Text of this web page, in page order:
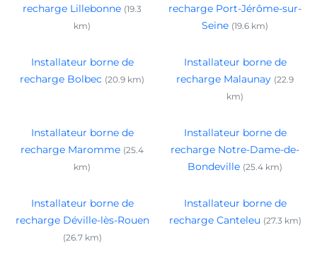
recharge Lillebonne (19.3
km)
recharge Port-Jérôme-sur-
Seine (19.6 km)
Installateur borne de
recharge Bolbec (20.9 km)
Installateur borne de
recharge Malaunay (22.9
km)
Installateur borne de
recharge Maromme (25.4
km)
Installateur borne de
recharge Notre-Dame-de-
Bondeville (25.4 km)
Installateur borne de
recharge Déville-lès-Rouen
(26.7 km)
Installateur borne de
recharge Canteleu (27.3 km)